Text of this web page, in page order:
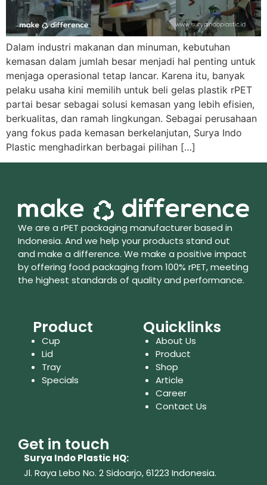
Dalam industri makanan dan minuman, kebutuhan
kemasan dalam jumlah besar menjadi hal penting untuk
menjaga operasional tetap lancar. Karena itu, banyak
pelaku usaha kini memilih untuk beli gelas plastik rPET
partai besar sebagai solusi kemasan yang lebih efisien,
berkualitas, dan ramah lingkungan. Sebagai perusahaan
yang fokus pada kemasan berkelanjutan, Surya Indo
Plastic menghadirkan berbagai pilihan […]
We are a rPET packaging manufacturer based in
Indonesia. And we help your products stand out
and make a difference. We make a positive impact
by offering food packaging from 100% rPET, meeting
the highest standards of quality and performance.
Product
Cup
Lid
Tray
Specials
Quicklinks
About Us
Product
Shop
Article
Career
Contact Us
Get in touch
Surya Indo Plastic HQ:
Jl. Raya Lebo No. 2 Sidoarjo, 61223 Indonesia.